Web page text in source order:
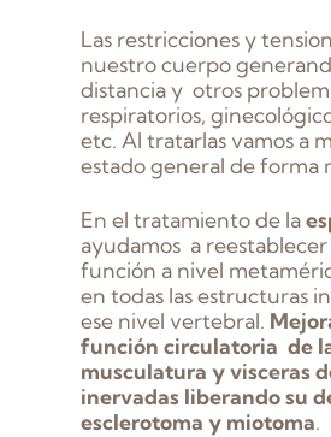
Las restricciones y
nuestro cuerpo
distancia y otros
respiratorios,
etc. Al tratarlas vamos a
estado general de forma
En el tratamiento de la
ayudamos a
función a nivel
en todas las estructuras
ese nivel vertebral.
función circulatoria de
musculatura y visceras
inervadas liberando su
esclerotoma y miotoma.